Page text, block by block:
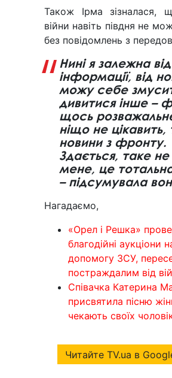
Також Ірма зізналася,
війни навіть півдня не
без повідомлень з
Нині я залежна від
інформації, від
можу себе
дивитися інше –
щось
ніщо не цікавить,
новини з фронту.
Здається, таке
мене, це тотальна
– підсумувала
Нагадаємо,
«Орел і Решка»
благодійні аукціони
допомогу ЗСУ,
постраждалим від
Співачка Катерина
присвятила пісню
чекають своїх
Читайте TV.ua в